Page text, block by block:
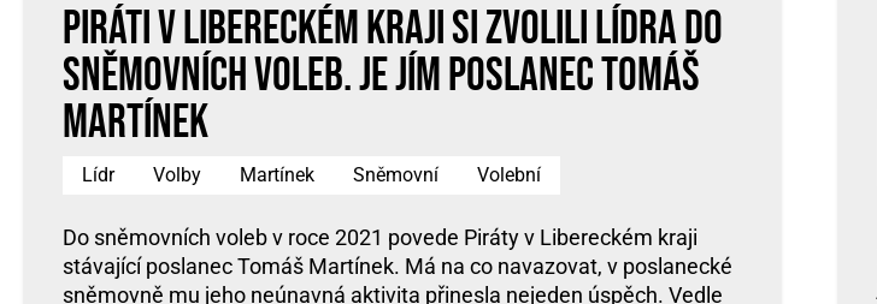
Piráti v Libereckém kraji si zvolili lídra do
sněmovních voleb. Je jím poslanec Tomáš
Martínek
Lídr Volby Martínek Sněmovní Volební
Do sněmovních voleb v roce 2021 povede Piráty v Libereckém kraji
stávající poslanec Tomáš Martínek. Má na co navazovat, v poslanecké
sněmovně mu jeho neúnavná aktivita přinesla nejeden úspěch. Vedle